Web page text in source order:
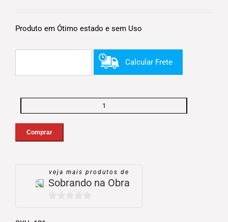
R$12,90.R$5,16.
Produto em Ótimo estado e sem Uso
Calcular Frete
Anel
série
150mm
Comprar
veja mais produtos de
Sobrando na Obra
0